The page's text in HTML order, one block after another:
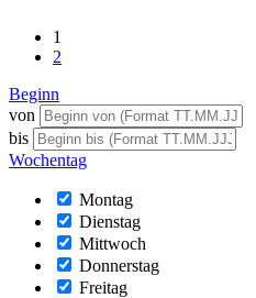
1
2
Beginn
von
bis
Wochentag
Montag
Dienstag
Mittwoch
Donnerstag
Freitag